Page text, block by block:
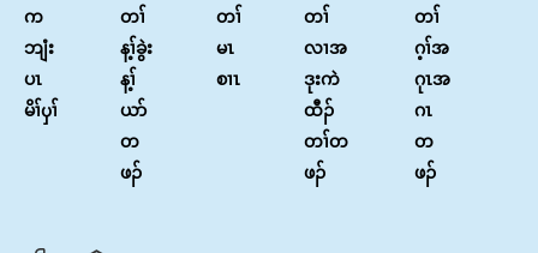
က
ဘျံး
ပၤ
မိၢ်ၦၢ်
တၢ်
န့ၢ်ခွဲး
န့ၢ်
ယာ်
တ
ဖၣ်
တၢ်
မၤ
စၢၤ
တၢ်
လၢအ
ဒုးကဲ
ထီၣ်
တၢ်တ
ဖၣ်
တၢ်
ဂ့ၢ်အ
ဂုၤအ
ဂၤ
တ
ဖၣ်
Lost password?